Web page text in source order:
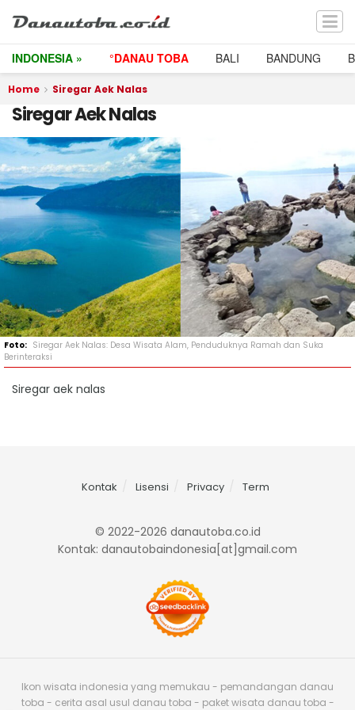
INDONESIA » °DANAU TOBA BALI BANDUNG
Home Siregar Aek Nalas
Siregar Aek Nalas
Siregar Aek Nalas: Desa Wisata Alam, Penduduknya Ramah dan Suka
Berinteraksi
Siregar aek nalas
Kontak Lisensi Privacy Term
© 2022-2026 danautoba.co.id
Kontak: danautobaindonesia[at]gmail.com
Ikon wisata indonesia yang memukau - pemandangan danau
toba - cerita asal usul danau toba - paket wisata danau toba -